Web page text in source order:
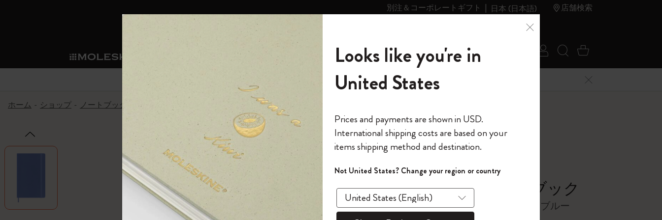
別注＆コーポレートギフト 日本 (日本語) 店舗検索
ショ
ノートブック
ノートブック
The Original Notebook
ミニノートブックチャーム
カイエ ＆ ジャーナル
サブカテゴリ
ダイアリー
パーソナル・ダイアリー
12カ月ダイアリー
15ヶ月プランナー
ウィークリープランナー
モレスキンスマート
サブカテゴリ
すべて見る
スマートライティング・システム
モレスキンスマートスマートとは
アプリ・サービス
ライティングツール
サブカテゴリ
モレスキンスマート
Blackwing x モレスキン
Kaweco x モレスキン
ペン & ペンシル
限定版ノートブック
Reframe サングラス
ムーミン コレクション
キム・ジョンギコレクション
「Alice's Adventures in Wonderland」コレ
『ロード・オブ・ザ・リング』コレク
キム・ジョンギコレクション
Impressions of Impressionism コレクショ
ン
カサ・バトリョ 限定版コレクション
ゴッホ美術館
すべて見る
バックパック
限定版バックパック
Shopper paper – made Collection
アートを愛する方への贈り物
プロフェッショナルへの贈り物
ミニマリストへの贈り物
マキシマリストへの贈り物
カントリー・テーマ・ピンズ・コレク
ション
プライドをいつも胸に
Mardi Mercredi × モレスキン
スマートライティング・シス
サブカテゴリ
スマートライティング・システム
スマートノートブック
スマートダイアリー
モレスキンスマートスマート
アプリ・サービス
サブカテゴリ
Notes
モレスキン Journal
モレスキン Planner
パーソナライズサ
ービス
サブカテゴリ
カスタムダイアリー
カスタムノートブック
和紙テープ
ミニノートブックチャーム
別注＆コーポレートギフト
リー
の世界
サブカテゴリ
モレスキンメンバーシップ
我々の歴史
モレスキンのマニフェスト
ペンと紙の力
持続可能な創造性
ール
ログイン
今すぐメンバー登録
ウェルカムオファー: 次回のご購入時に10% オフと送料無料
通常特典: パーソナライズの2冊ご購入で1冊無料
バースデー特典: 1回限りの割引（1ヶ月有効）
先行プレビュー: 新作コレクションへの先行アクセス
伝説的なお得情報: 会員限定の特別サプライズ
セールへの早期アクセス: お得な情報をいち早くチェック
モレスキン限定イベント: 優先アクセス
返品期間の延長: 1ヶ月間
モレスキンの世界へようこそ
*メールアドレス
*パスワード
このデバイスで情報を保存する
検索 (キーワード
カート 0 アイ
6,500円以上のご購入で送料無料 メニューを閉じる
ホーム ショップ ノートブック The Original Notebook クラシック ノートブック
クラシック ノートブック
ソフトカバー, ハイドランジェアブルー
モレスキンの世界へようこそ
今すぐ会員登録して、コード
「WELCOME10」を入力すると、初
回注文が10%オフ＋送料無料になり
Looks like you're in
United States
Prices and payments are shown in USD.
International shipping costs are based on your
items shipping method and destination.
Not United States? Change your region or country